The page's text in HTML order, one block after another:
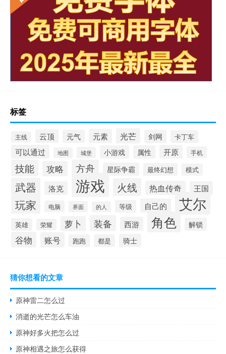
标签
主线 云顶 元气 元素 光芒 剑网 卡丁车
可以通过 地图 城堡 小游戏 属性 开原 手机
技能 攻略 方舟 星际争霸 最终幻想 模式
武器 洛克 游戏 火线 热血传奇 王国
玩家 电脑 界面 的人 等级 自己的 艾尔
英雄 荣耀 萝卜 装备 西游 角色 解锁
谷物 账号 跑跑 都是 骑士
猜你想看的文章
原神雷二怎么过
消逝的光芒怎么车油
原神好多火把怎么过
原神相遇之旅怎么获得